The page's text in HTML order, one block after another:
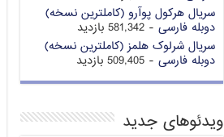
سریال هرکول پوآرو (کاملترین نسخه)
دوبله فارسی - 581,342 بازدید
سریال شرلوک هلمز (کاملترین نسخه)
دوبله فارسی - 509,405 بازدید
ویدئوهای جدید